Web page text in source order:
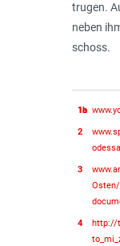
trugen.
neben
schoss.
1a
1b
2
3
4
http://